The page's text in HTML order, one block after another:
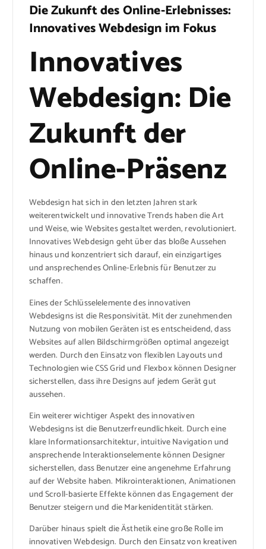
Die Zukunft des Online-Erlebnisses:
Innovatives Webdesign im Fokus
Innovatives
Webdesign: Die
Zukunft der
Online-Präsenz
Webdesign hat sich in den letzten Jahren stark
weiterentwickelt und innovative Trends haben die Art
und Weise, wie Websites gestaltet werden, revolutioniert.
Innovatives Webdesign geht über das bloße Aussehen
hinaus und konzentriert sich darauf, ein einzigartiges
und ansprechendes Online-Erlebnis für Benutzer zu
schaffen.
Eines der Schlüsselelemente des innovativen
Webdesigns ist die Responsivität. Mit der zunehmenden
Nutzung von mobilen Geräten ist es entscheidend, dass
Websites auf allen Bildschirmgrößen optimal angezeigt
werden. Durch den Einsatz von flexiblen Layouts und
Technologien wie CSS Grid und Flexbox können Designer
sicherstellen, dass ihre Designs auf jedem Gerät gut
aussehen.
Ein weiterer wichtiger Aspekt des innovativen
Webdesigns ist die Benutzerfreundlichkeit. Durch eine
klare Informationsarchitektur, intuitive Navigation und
ansprechende Interaktionselemente können Designer
sicherstellen, dass Benutzer eine angenehme Erfahrung
auf der Website haben. Mikrointeraktionen, Animationen
und Scroll-basierte Effekte können das Engagement der
Benutzer steigern und die Markenidentität stärken.
Darüber hinaus spielt die Ästhetik eine große Rolle im
innovativen Webdesign. Durch den Einsatz von kreativen